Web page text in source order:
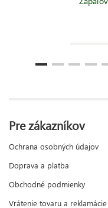
Pre zákazníkov
Ochrana osobných údajov
Doprava a platba
Obchodné podmienky
Vrátenie tovaru a reklamácie